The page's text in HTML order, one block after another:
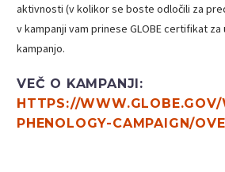
aktivnosti (v kolikor se boste odločili za
v kampanji vam prinese GLOBE certifikat
kampanjo.
VEČ O KAMPANJI:
HTTPS://WWW.GLOBE.GOV/
PHENOLOGY-CAMPAIGN/